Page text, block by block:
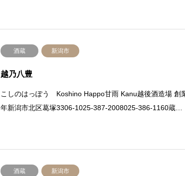
酒蔵 新潟市
越乃八豊
こしのはっぽう Koshino Happo甘雨 Kanu越後酒造場 創
年新潟市北区葛塚3306-1025-387-2008025-386-1160蔵…
酒蔵 新潟市